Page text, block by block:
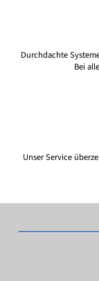
Durchdachte
Bei
Unser Service